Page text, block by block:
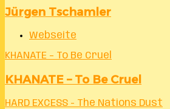
Jürgen Tschamler
Webseite
KHANATE – To Be Cruel
KHANATE – To Be Cruel
HARD EXCESS - The Nations Dust